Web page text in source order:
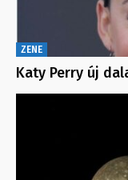
ZENE
Katy Perry új